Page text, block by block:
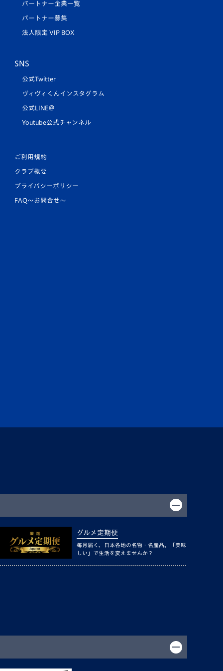
パートナー企業一覧
パートナー募集
法人限定 VIP BOX
SNS
公式Twitter
ヴィヴィくんインスタグラム
公式LINE＠
Youtube公式チャンネル
ご利用規約
クラブ概要
プライバシーポリシー
FAQ〜お問合せ〜
グルメ定期便
毎月届く、日本各地の名物・名産品。「美味
しい」で生活を変えませんか？